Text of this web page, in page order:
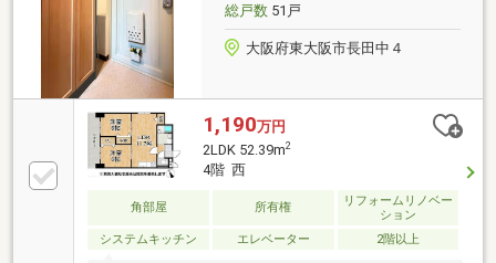
総戸数51戸
大阪府東大阪市長田中４
1,190万円
2LDK 52.39m2
4階 西
角部屋 所有権
リフォームリノベー
ション
システムキッチン
エレベーター 2階以上